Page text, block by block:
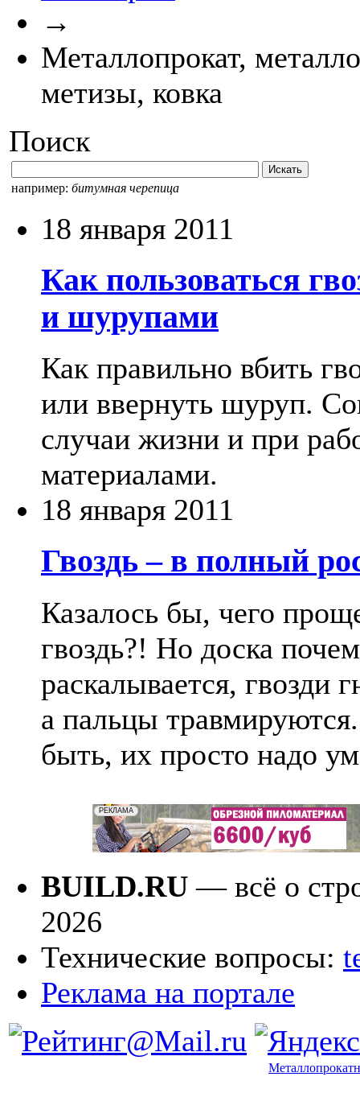
→
Металлопрокат,
метизы, ковка
Поиск
например: битумная черепица
18 января 2011
Как пользоваться
и шурупами
Как правильно вбить
или ввернуть шуруп.
случаи жизни и при
материалами.
18 января 2011
Гвоздь – в полный
Казалось бы, чего
гвоздь?! Но доска
раскалывается, гвозди
а пальцы
быть, их просто надо
BUILD.RU — всё о
2026
Технические вопросы:
Реклама на портале